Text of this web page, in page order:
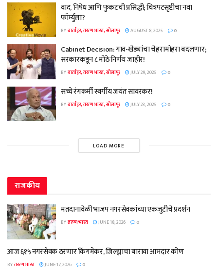
वाद, निषेध आणि फुकटची प्रसिद्धी; चित्रपटसृष्टीचा नवा
फॉर्म्युला?
BYवार्ताहर, तरुण भारत, सोलापूर AUGUST 8, 2025 0
Cabinet Decision: गाव-खेड्यांचा चेहरामोहरा बदलणार;
सरकारकडून ८ मोठे निर्णय जाहीर!
BYवार्ताहर, तरुण भारत, सोलापूर JULY 29, 2025 0
सच्चे रंगकर्मी स्वर्गीय जयंत सावरकर!
BYवार्ताहर, तरुण भारत, सोलापूर JULY 23, 2025 0
LOAD MORE
राजकीय
मतदानावेळी भाजप नगरसेवकांच्या एकजुटीचे प्रदर्शन
BYतरुण भारत JUNE 18, 2026 0
आज ६१५ नगरसेवक ठरणार किंगमेकर, जिल्ह्याचा बारावा आमदार कोण
BYतरुण भारत JUNE 17, 2026 0